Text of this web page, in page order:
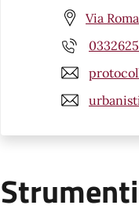
Via